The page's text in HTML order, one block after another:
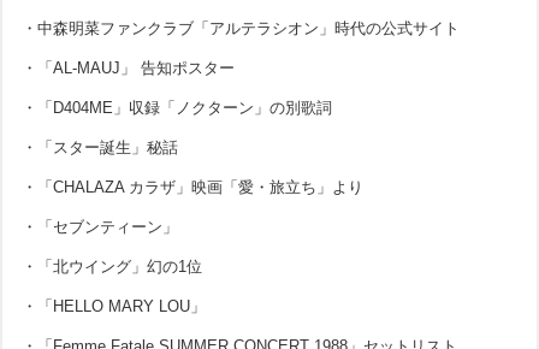
・中森明菜ファンクラブ「アルテラシオン」時代の公式サイト
・「AL-MAUJ」 告知ポスター
・「D404ME」収録「ノクターン」の別歌詞
・「スター誕生」秘話
・「CHALAZA カラザ」映画「愛・旅立ち」より
・「セブンティーン」
・「北ウイング」幻の1位
・「HELLO MARY LOU」